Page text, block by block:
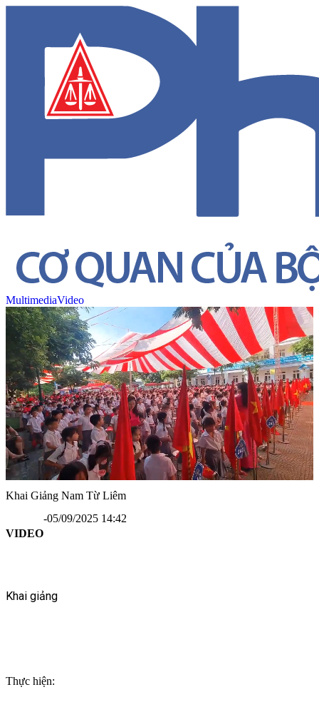
MultimediaVideo
Khai Giảng Nam Từ Liêm
VIDEO
-05/09/2025 14:42
Khai giảng
Thực hiện: